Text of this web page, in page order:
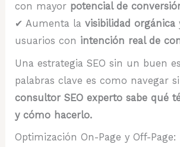
con mayor potencial de
✔ Aumenta lavisibilidad orgánica
usuarios con intención real de
Una estrategia SEO sin un buen
palabras clave es como navegar
consultor SEO experto sabe qué
y cómo hacerlo.
Optimización On-Page y Off-Page: